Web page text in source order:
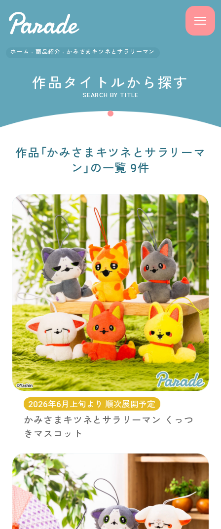
ニュース
よくある質問
採用情報
サポート
お問い合わせ
PRIZE 公式 X
PRIZE 公式 Instagram
CAPSULE TOY 公式 X
CAPSULE TOY 公式 Instagram
プライバシーポリシー
ホーム 商品紹介 かみさまキツネとサラリーマン
作品タイトルから探す
SEARCH BY TITLE
作品「かみさまキツネとサラリーマ
ン」の一覧 9件
2026年6月上旬より 順次展開予定
かみさまキツネとサラリーマン くっつ
きマスコット